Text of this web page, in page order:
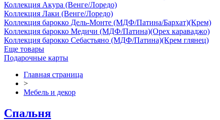
Коллекция Акура (Венге/Лоредо)
Коллекция Лаки (Венге/Лоредо)
Коллекция барокко Дель-Монте (МДФ/Патина/Бархат)(Крем)
Коллекция барокко Медичи (МДФ/Патина)(Орех караваджо)
Коллекция барокко Себастьяно (МДФ/Патина)(Крем глянец)
Еще товары
Подарочные карты
Главная страница
>
Мебель и декор
Спальня